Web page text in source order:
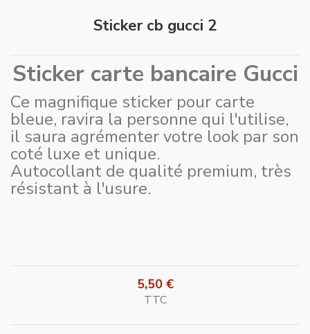
Sticker cb gucci 2
Sticker carte bancaire Gucci
Ce magnifique sticker pour carte
bleue, ravira la personne qui l'utilise,
il saura agrémenter votre look par son
coté luxe et unique.
Autocollant de qualité premium, très
résistant à l'usure.
5,50 €
TTC